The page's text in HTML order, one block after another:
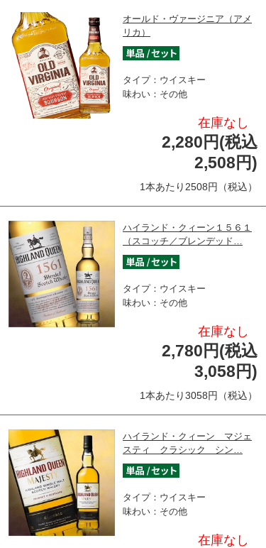
オールド・ヴァージニア（アメ
リカ）
タイプ：ウイスキー
味わい：その他
在庫なし
2,280円(税込
2,508円)
1本あたり2508円（税込）
ハイランド・クィーン１５６１
（スコッチ／ブレンデッド…
タイプ：ウイスキー
味わい：その他
在庫なし
2,780円(税込
3,058円)
1本あたり3058円（税込）
ハイランド・クィーン マジェ
スティ クラシック シン…
タイプ：ウイスキー
味わい：その他
在庫なし